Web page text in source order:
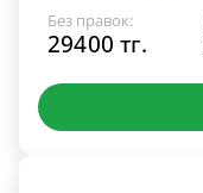
Без правок:
29400 тг.